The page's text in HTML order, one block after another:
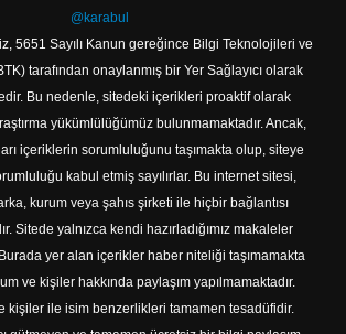
@karabul
5651 Sayılı Kanun gereğince Bilgi Teknolojileri ve
tarafından onaylanmış bir Yer Sağlayıcı olarak
Bu nedenle, sitedeki içerikleri proaktif olarak
yükümlülüğümüz bulunmamaktadır. Ancak,
içeriklerin sorumluluğunu taşımakta olup, siteye
kabul etmiş sayılırlar. Bu internet sitesi,
kurum veya şahıs şirketi ile hiçbir bağlantısı
Sitede yalnızca kendi hazırladığımız makaleler
yer alan içerikler haber niteliği taşımamakta
ve kişiler hakkında paylaşım yapılmamaktadır.
kişiler ile isim benzerlikleri tamamen tesadüfidir.